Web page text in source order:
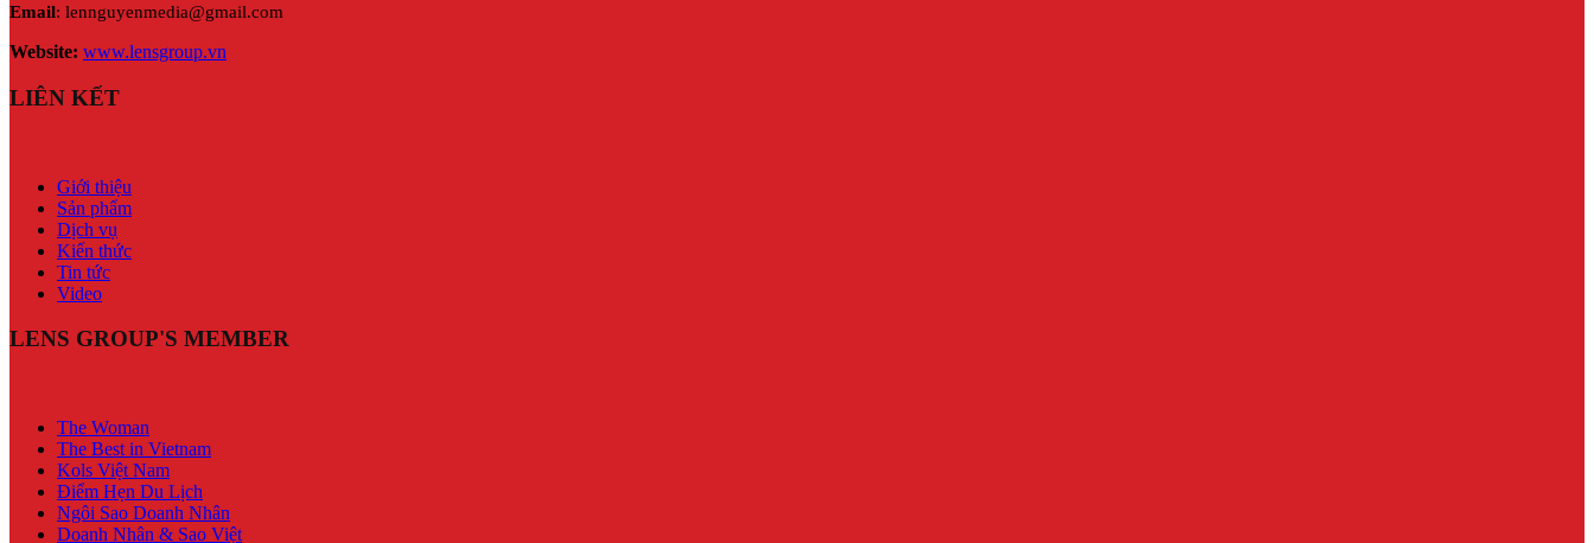
Email: lennguyenmedia@gmail.com
Website: www.lensgroup.vn
LIÊN KẾT
Giới thiệu
Sản phẩm
Dịch vụ
Kiến thức
Tin tức
Video
LENS GROUP'S MEMBER
The Woman
The Best in Vietnam
Kols Việt Nam
Điểm Hẹn Du Lịch
Ngôi Sao Doanh Nhân
Doanh Nhân & Sao Việt